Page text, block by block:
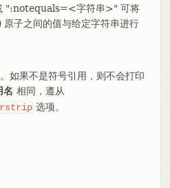
":notequals=<字符串>" 可将
子之间的值与给定字符串进行
如果不是符号引用，则不会打印
名 相同，遵从
选项。